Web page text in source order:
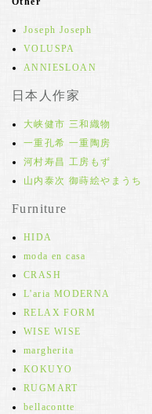
Joseph Joseph
VOLUSPA
ANNIESLOAN
日本人作家
大峡健市 三和織物
一重孔希 一重陶房
河村寿昌 工房もず
山内泰次 御蒔絵やまうち
Furniture
HIDA
moda en casa
CRASH
L'aria MODERNA
RELAX FORM
WISE WISE
margherita
KOKUYO
RUGMART
bellacontte